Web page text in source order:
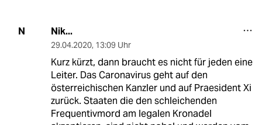
N Nik...
29.04.2020, 13:09 Uhr
Kurz kürzt, dann braucht es nicht für jeden eine
Leiter. Das Caronavirus geht auf den
österreichischen Kanzler und auf Praesident Xi
zurück. Staaten die den schleichenden
Frequentivmord am legalen Kronadel